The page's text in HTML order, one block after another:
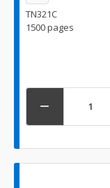
TN321C
1500 pages
